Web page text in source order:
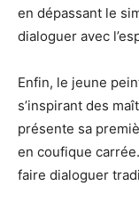
en dépassant le
dialoguer avec
Enfin, le jeune
s’inspirant des
présente sa
en coufique
faire dialoguer